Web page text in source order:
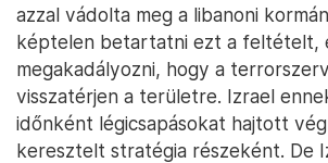
azzal vádolta meg a libanoni
képtelen betartatni ezt a feltételt,
megakadályozni, hogy a
visszatérjen a területre. Izrael
időnként légicsapásokat hajtott
keresztelt stratégia részeként. De